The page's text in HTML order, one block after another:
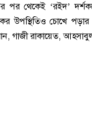
পর থেকেই ‘রইদ’
উপস্থিতিও চোখে
গাজী রাকায়েত,